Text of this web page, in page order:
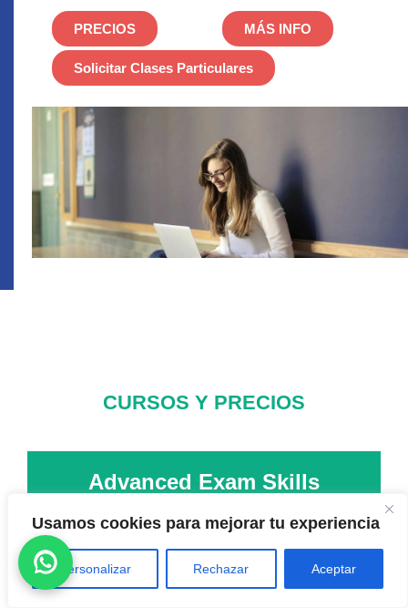
Usamos cookies para mejorar tu experiencia
Personalizar Rechazar Aceptar
PRECIOS MÁS INFO
Solicitar Clases Particulares
CURSOS Y PRECIOS
Advanced Exam Skills
€ Mes